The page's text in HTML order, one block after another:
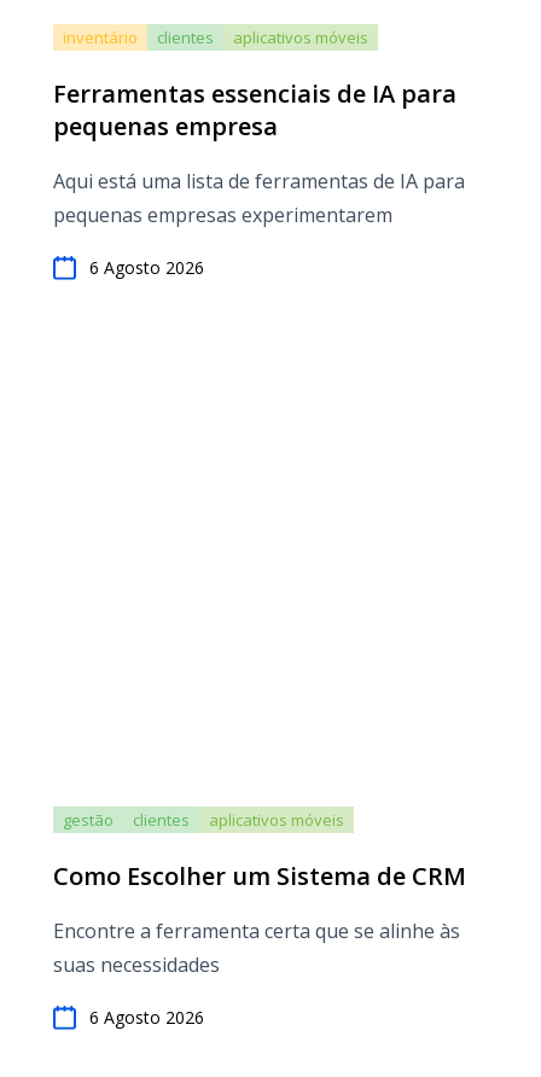
inventário clientes aplicativos móveis
Ferramentas essenciais de IA para
pequenas empresa
Aqui está uma lista de ferramentas de IA para
pequenas empresas experimentarem
6 Agosto 2026
gestão clientes aplicativos móveis
Como Escolher um Sistema de CRM
Encontre a ferramenta certa que se alinhe às
suas necessidades
6 Agosto 2026